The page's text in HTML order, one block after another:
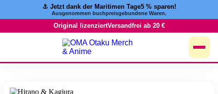
⚓️ Jetzt dank der Maritimen Tage5 % sparen!
Ausgenommen buchpreisgebundene Waren.
Original lizenziertVersandfrei ab 20 €